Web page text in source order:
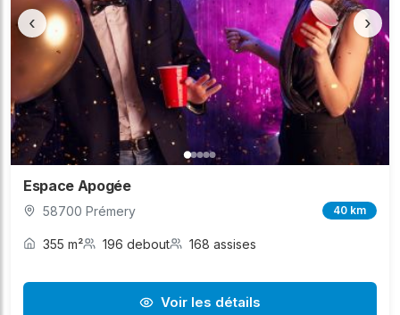
‹ ›
Espace Apogée
58700 Prémery 40 km
355 m² 196 debout 168 assises
Voir les détails